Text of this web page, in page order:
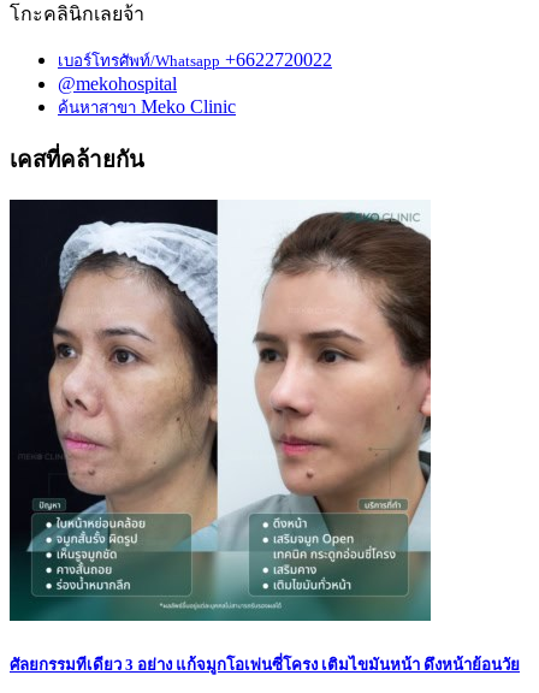
โกะคลินิกเลยจ้า
เบอร์โทรศัพท์/Whatsapp +6622720022
@mekohospital
ค้นหาสาขา Meko Clinic
เคสที่คล้ายกัน
ศัลยกรรมทีเดียว 3 อย่าง แก้จมูกโอเพ่นซี่โครง เติมไขมันหน้า ดึงหน้าย้อนวัย